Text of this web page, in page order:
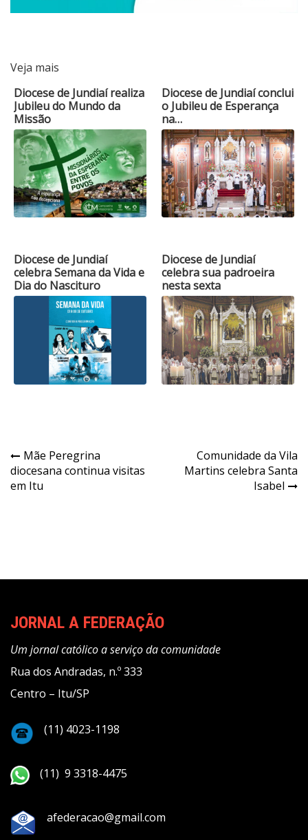
Veja mais
Diocese de Jundiaí realiza
Jubileu do Mundo da
Missão
Diocese de Jundiaí conclui
o Jubileu de Esperança
na…
Diocese de Jundiaí
celebra Semana da Vida e
Dia do Nascituro
Diocese de Jundiaí
celebra sua padroeira
nesta sexta
Navegação
de
Mãe Peregrina
diocesana continua visitas
em Itu
Comunidade da Vila
Martins celebra Santa
Isabel
JORNAL A FEDERAÇÃO
Um jornal católico a serviço da comunidade
Rua dos Andradas, n.º 333
Centro – Itu/SP
(11) 4023-1198
(11) 9 3318-4475
afederacao@gmail.com